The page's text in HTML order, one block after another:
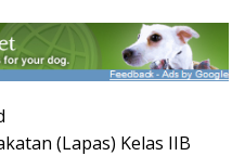
(Lapas) Kelas IIB